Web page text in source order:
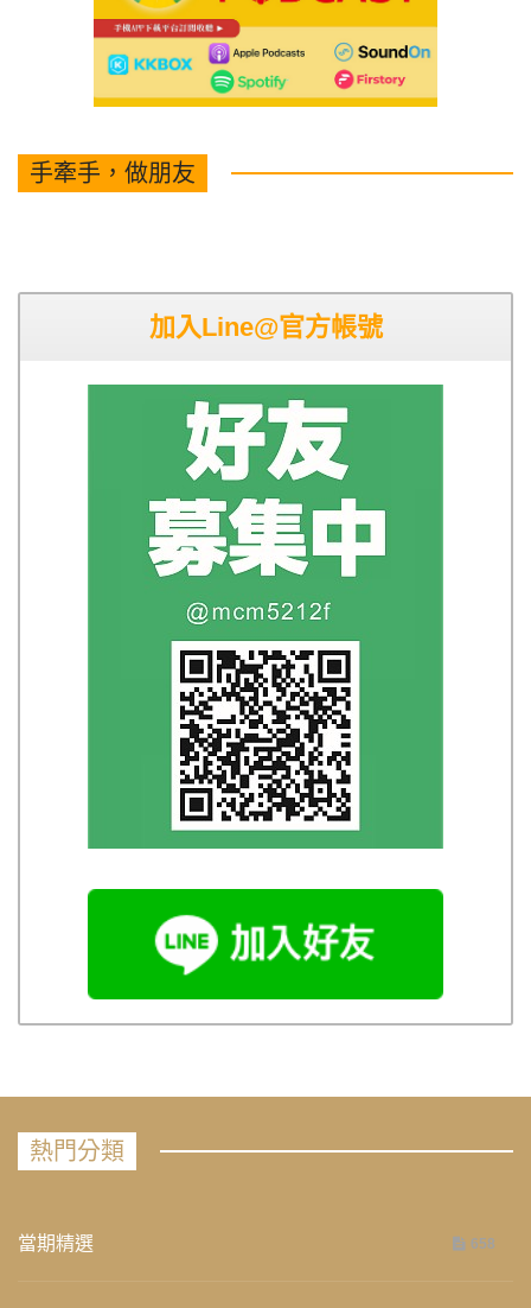
手牽手，做朋友
加入Line@官方帳號
熱門分類
當期精選 658